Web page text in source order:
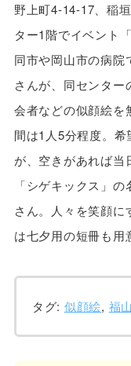
野上町4-14-17、稲
ター1階でイベント
同市や岡山市の病院
さんが、同センタ
会者などの似顔絵を
間は1人5分程度。
が、空きがあれば当
「シゲキックス」
さん。人々を笑顔に
は七夕用の短冊も用
タグ: 似顔絵, 福山